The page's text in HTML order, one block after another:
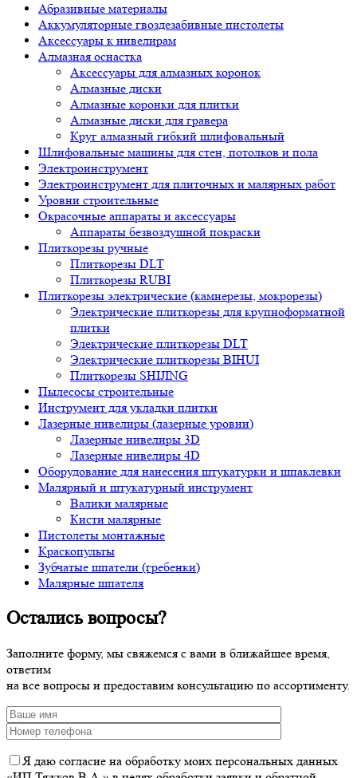
Абразивные материалы
Аккумуляторные гвоздезабивные пистолеты
Аксессуары к нивелирам
Алмазная оснастка
Аксессуары для алмазных коронок
Алмазные диски
Алмазные коронки для плитки
Алмазные диски для гравера
Круг алмазный гибкий шлифовальный
Шлифовальные машины для стен, потолков и пола
Электроинструмент
Электроинструмент для плиточных и малярных работ
Уровни строительные
Окрасочные аппараты и аксессуары
Аппараты безвоздушной покраски
Плиткорезы ручные
Плиткорезы DLT
Плиткорезы RUBI
Плиткорезы электрические (камнерезы, мокрорезы)
Электрические плиткорезы для крупноформатной
плитки
Электрические плиткорезы DLT
Электрические плиткорезы BIHUI
Плиткорезы SHIJING
Пылесосы строительные
Инструмент для укладки плитки
Лазерные нивелиры (лазерные уровни)
Лазерные нивелиры 3D
Лазерные нивелиры 4D
Оборудование для нанесения штукатурки и шпаклевки
Малярный и штукатурный инструмент
Валики малярные
Кисти малярные
Пистолеты монтажные
Краскопульты
Зубчатые шпатели (гребенки)
Малярные шпателя
Остались вопросы?
Заполните форму, мы свяжемся с вами в ближайшее время,
ответим
на все вопросы и предоставим консультацию по ассортименту.
Я даю согласие на обработку моих персональных данных